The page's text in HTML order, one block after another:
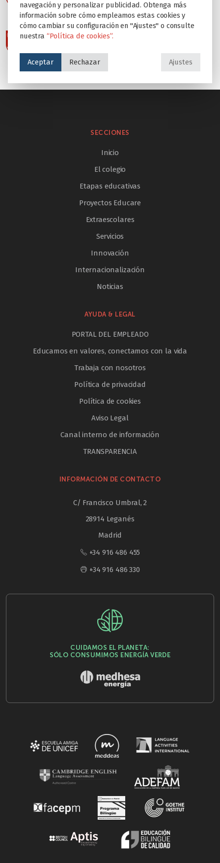
SECCIONES
Inicio
El colegio
Etapas educativas
Proyectos Educare
Extraescolares
Servicios
Innovación
Internacionalización
Noticias
AYUDA & LEGAL
PORTAL DEL EMPLEADO
Educamos en valores, conectamos con la vida
Trabaja con nosotros
Política de privacidad
Política de cookies
Aviso Legal
Canal interno de información
TRANSPARENCIA
INFORMACIÓN DE CONTACTO
C/ Francisco Umbral, 2
28914 Leganés
Madrid
+34 916 486 455
+34 916 486 330
CUIDAMOS EL PLANETA:
SÓLO CONSUMIMOS ENERGÍA VERDE
navegación y personalizar publicidad. Obtenga más
información sobre cómo empleamos estas cookies y
cómo cambiar su configuración en "Ajustes" o consulte
nuestra “Política de cookies”.
Aceptar Rechazar Ajustes